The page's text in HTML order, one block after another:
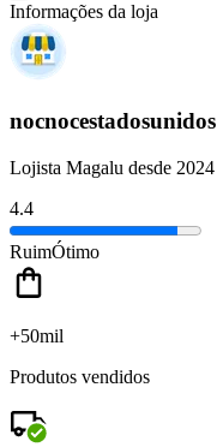
Informações da loja
nocnocestadosunidos
Lojista Magalu desde 2024
4.4
RuimÓtimo
+50mil
Produtos vendidos